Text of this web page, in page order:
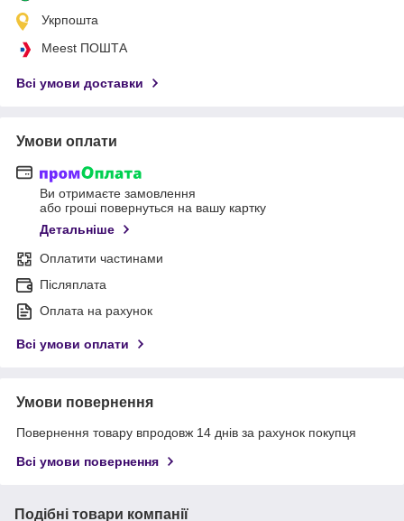
Укрпошта
Meest ПОШТА
Всі умови доставки
Умови оплати
Ви отримаєте замовлення
або гроші повернуться на вашу картку
Детальніше
Оплатити частинами
Післяплата
Оплата на рахунок
Всі умови оплати
Умови повернення
Повернення товару впродовж 14 днів за рахунок покупця
Всі умови повернення
Подібні товари компанії